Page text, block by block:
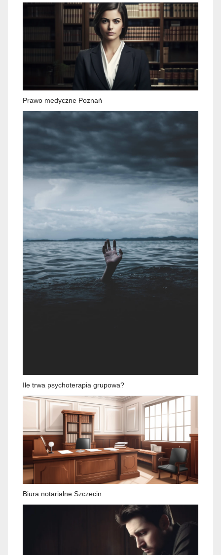
Prawo medyczne Poznań
Ile trwa psychoterapia grupowa?
Biura notarialne Szczecin